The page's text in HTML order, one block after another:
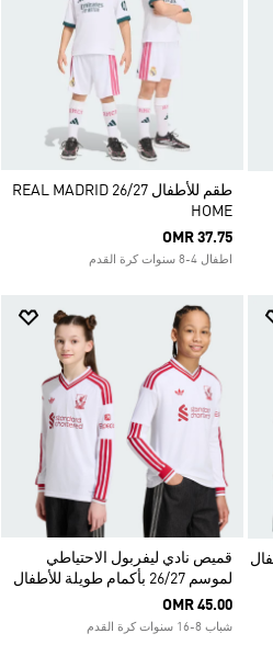
طقم للأطفال REAL MADRID 26/27
HOME
OMR 37.75
اطفال 4-8 سنوات كرة القدم
قميص نادي ليفربول الاحتياطي
لموسم 26/27 بأكمام طويلة للأطفال
OMR 45.00
شباب 8-16 سنوات كرة القدم